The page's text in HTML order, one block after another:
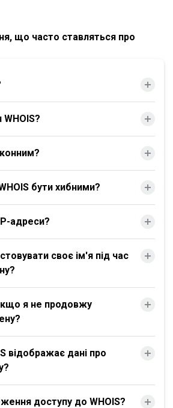
що часто ставляться про
бути хибними?
адреси?
своє ім'я під час
я не продовжу
відображає дані про
доступу до WHOIS?